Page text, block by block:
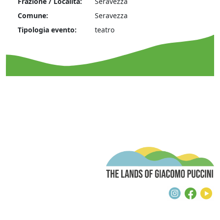
Comune:
Seravezza
Tipologia evento:
teatro